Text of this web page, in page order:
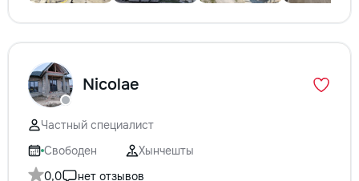
Nicolae
Частный специалист
Свободен
Хынчешты
0,0
нет отзывов